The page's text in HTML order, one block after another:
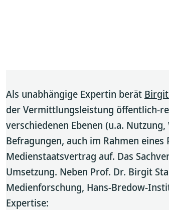
Als unabhängige Expertin berät
der Vermittlungsleistung öffentlich-
verschiedenen Ebenen (u.a.
Befragungen, auch im Rahmen
Medienstaatsvertrag auf. Das
Umsetzung. Neben Prof. Dr. Birgit
Medienforschung, Hans-Bredow-
Expertise: